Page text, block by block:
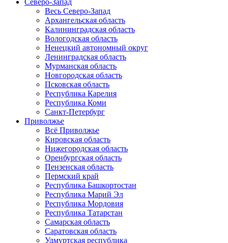
Северо-Запад
Весь Северо-Запад
Архангельская область
Калининградская область
Вологодская область
Ненецкий автономный округ
Ленинградская область
Мурманская область
Новгородская область
Псковская область
Республика Карелия
Республика Коми
Санкт-Петербург
Приволжье
Всё Приволжье
Кировская область
Нижегородская область
Оренбургская область
Пензенская область
Пермский край
Республика Башкортостан
Республика Марий Эл
Республика Мордовия
Республика Татарстан
Самарская область
Саратовская область
Удмуртская республика